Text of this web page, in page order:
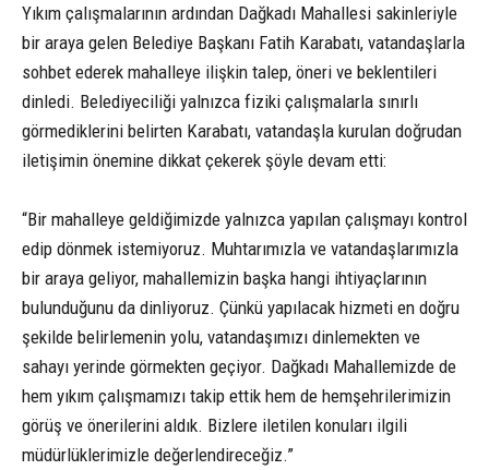
Yıkım çalışmalarının ardından Dağkadı Mahallesi sakinleriyle
bir araya gelen Belediye Başkanı Fatih Karabatı, vatandaşlarla
sohbet ederek mahalleye ilişkin talep, öneri ve beklentileri
dinledi. Belediyeciliği yalnızca fiziki çalışmalarla sınırlı
görmediklerini belirten Karabatı, vatandaşla kurulan doğrudan
iletişimin önemine dikkat çekerek şöyle devam etti:
“Bir mahalleye geldiğimizde yalnızca yapılan çalışmayı kontrol
edip dönmek istemiyoruz. Muhtarımızla ve vatandaşlarımızla
bir araya geliyor, mahallemizin başka hangi ihtiyaçlarının
bulunduğunu da dinliyoruz. Çünkü yapılacak hizmeti en doğru
şekilde belirlemenin yolu, vatandaşımızı dinlemekten ve
sahayı yerinde görmekten geçiyor. Dağkadı Mahallemizde de
hem yıkım çalışmamızı takip ettik hem de hemşehrilerimizin
görüş ve önerilerini aldık. Bizlere iletilen konuları ilgili
müdürlüklerimizle değerlendireceğiz.”